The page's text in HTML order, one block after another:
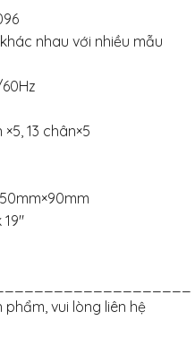
nhau với nhiều mẫu
13 chân×5
vui lòng liên hệ